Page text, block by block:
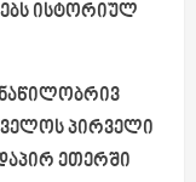
ისტორიულ
პირველი
ეთერში